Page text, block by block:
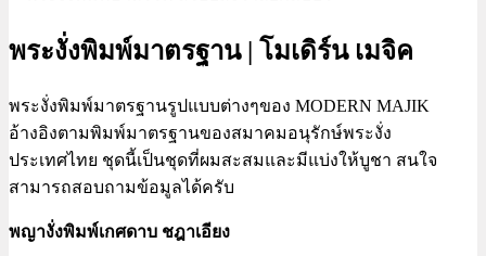
พระงั่งพิมพ์มาตรฐาน | โมเดิร์น เมจิค
พระงั่งพิมพ์มาตรฐานรูปแบบต่างๆของ MODERN MAJIK
อ้างอิงตามพิมพ์มาตรฐานของสมาคมอนุรักษ์พระงั่ง
ประเทศไทย ชุดนี้เป็นชุดที่ผมสะสมและมีแบ่งให้บูชา สนใจ
สามารถสอบถามข้อมูลได้ครับ
พญางั่งพิมพ์เกศดาบ ชฎาเอียง